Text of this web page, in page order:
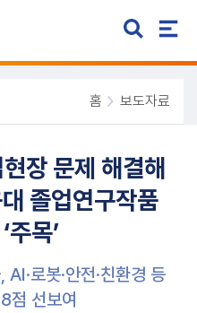
홈 보도자료
장 문제 해결해
졸업연구작품
주목’
로봇·안전·친환경 등
점 선보여